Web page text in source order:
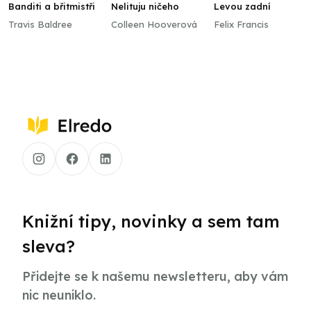
Banditi a břitmistři
Travis Baldree
Nelituju ničeho
Colleen Hooverová
Levou zadní
Felix Francis
Knižní tipy, novinky a sem tam
sleva?
Přidejte se k našemu newsletteru, aby vám
nic neuniklo.